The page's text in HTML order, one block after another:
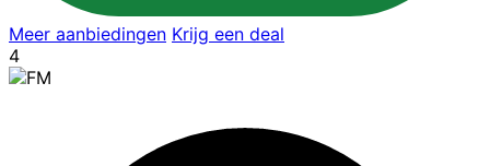
Meer aanbiedingen Krijg een deal
4